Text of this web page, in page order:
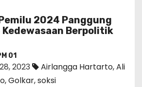
2024 Panggung
Berpolitik
01
2023 Airlangga Hartarto,Ali
,Golkar,soksi